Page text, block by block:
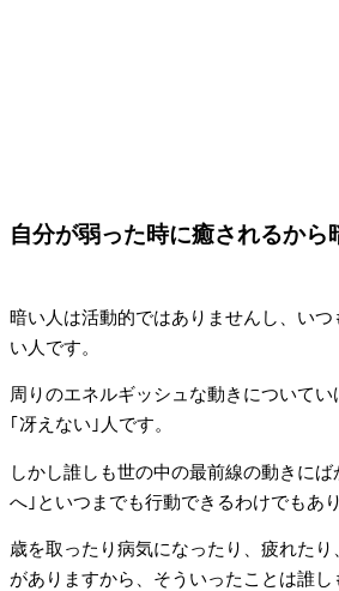
自分が弱った時に癒されるから
暗い人は活動的ではありませんし、い
い人です。
周りのエネルギッシュな動きについてい
｢冴えない｣人です。
しかし誰しも世の中の最前線の動きに
へ｣といつまでも行動できるわけでもあ
歳を取ったり病気になったり、疲れたり
がありますから、そういったことは誰